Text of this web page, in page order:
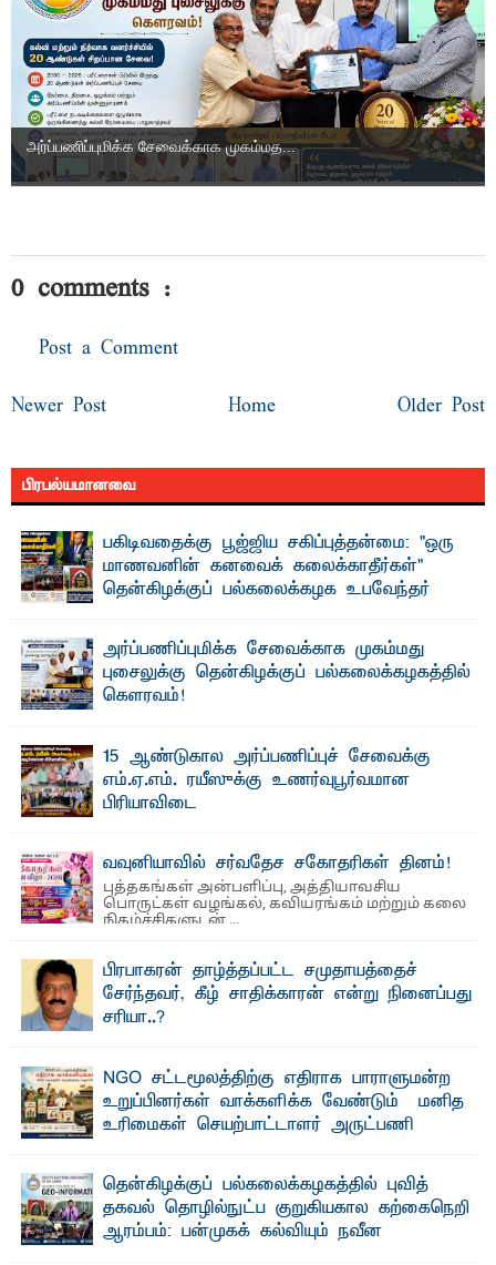
அர்ப்பணிப்புமிக்க சேவைக்காக முகம்மத...
0 comments :
Post a Comment
Newer Post Older Post
Home
பிரபல்யமானவை
பகிடிவதைக்கு பூஜ்ஜிய சகிப்புத்தன்மை: "ஒரு
மாணவனின் கனவைக் கலைக்காதீர்கள்" –
தென்கிழக்குப் பல்கலைக்கழக உபவேந்தர்
"ஒ ரு மாணவனின் அல்லது மாணவியின் கனவு என்னால்
கலைக்கப்படாது" என்ற உறுதியை ஒவ்வொரு மாணவரும் ...
அர்ப்பணிப்புமிக்க சேவைக்காக முகம்மது
புசைலுக்கு தென்கிழக்குப் பல்கலைக்கழகத்தில்
கௌரவம்!
15 ஆண்டுகால அர்ப்பணிப்புச் சேவைக்கு
எம்.ஏ.எம். ரயீஸுக்கு உணர்வுபூர்வமான
பிரியாவிடை
வவுனியாவில் சர்வதேச சகோதரிகள் தினம்!
புத்தகங்கள் அன்பளிப்பு, அத்தியாவசிய
பொருட்கள் வழங்கல், கவியரங்கம் மற்றும் கலை
நிகழ்ச்சிகளுடன் ...
பிரபாகரன் தாழ்த்தப்பட்ட சமுதாயத்தைச்
சேர்ந்தவர், கீழ் சாதிக்காரன் என்று நினைப்பது
சரியா..?
NGO சட்டமூலத்திற்கு எதிராக பாராளுமன்ற
உறுப்பினர்கள் வாக்களிக்க வேண்டும் – மனித
உரிமைகள் செயற்பாட்டாளர் அருட்பணி
ஜே. எப். காமிலா பேகம்- இ லங்கை அரசாங்கம் அரசுசாரா
அமைப்புகள் (NGO) தொடர்பான புதிய சட்டமூலத்தை ...
தென்கிழக்குப் பல்கலைக்கழகத்தில் புவித்
தகவல் தொழில்நுட்ப குறுகியகால கற்கைநெறி
ஆரம்பம்: பன்முகக் கல்வியும் நவீன